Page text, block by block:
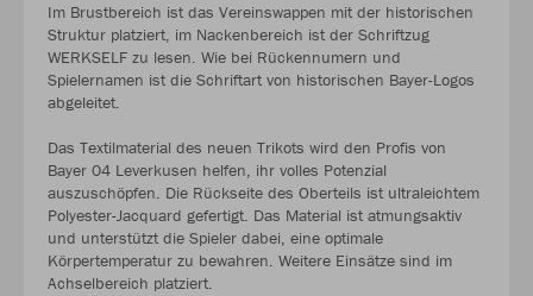
Im Brustbereich ist das Vereinswappen mit der historischen
Struktur platziert, im Nackenbereich ist der Schriftzug
WERKSELF zu lesen. Wie bei Rückennumern und
Spielernamen ist die Schriftart von historischen Bayer-Logos
abgeleitet.
Das Textilmaterial des neuen Trikots wird den Profis von
Bayer 04 Leverkusen helfen, ihr volles Potenzial
auszuschöpfen. Die Rückseite des Oberteils ist ultraleichtem
Polyester-Jacquard gefertigt. Das Material ist atmungsaktiv
und unterstützt die Spieler dabei, eine optimale
Körpertemperatur zu bewahren. Weitere Einsätze sind im
Achselbereich platziert.